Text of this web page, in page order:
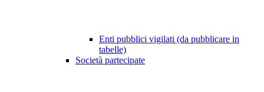
Enti pubblici vigilati (da pubblicare in
tabelle)
Società partecipate